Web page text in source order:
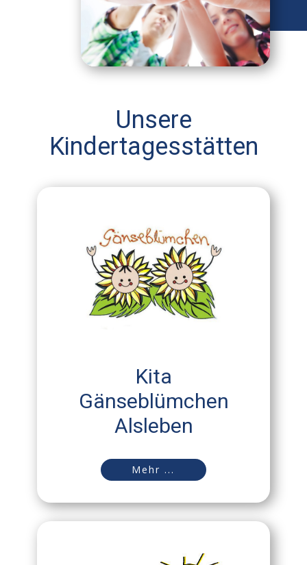
Unsere
Kindertagesstätten
Kita
Gänseblümchen
Alsleben
Mehr ...